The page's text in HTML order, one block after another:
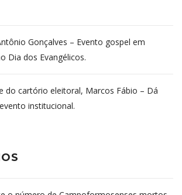
Gonçalves – Evento gospel em
Dia dos Evangélicos.
do cartório eleitoral, Marcos Fábio – Dá
institucional.